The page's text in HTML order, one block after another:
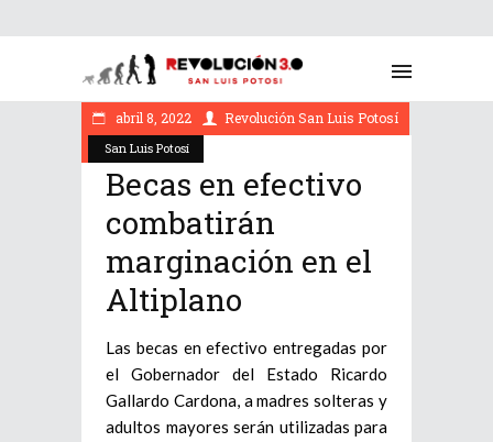
San Luis Potosí
abril 8, 2022 Revolución San Luis Potosí
Becas en efectivo
combatirán
marginación en el
Altiplano
Las becas en efectivo entregadas por
el Gobernador del Estado Ricardo
Gallardo Cardona, a madres solteras y
adultos mayores serán utilizadas para